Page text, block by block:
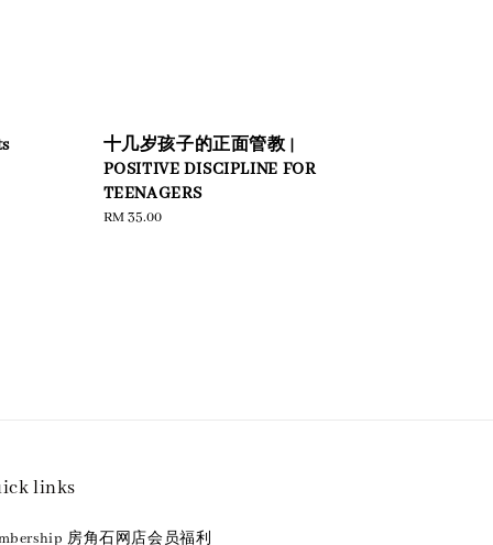
十几岁孩子的正面管教 |
POSITIVE DISCIPLINE FOR
TEENAGERS
Regular
RM 35.00
links
房角石网店会员福利